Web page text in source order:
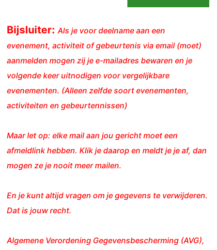
Bijsluiter: Als je voor deelname aan een
evenement, activiteit of gebeurtenis via email (moet)
aanmelden mogen zij je e-mailadres bewaren en je
volgende keer uitnodigen voor vergelijkbare
evenementen. (Alleen zelfde soort evenementen,
activiteiten en gebeurtennissen)
Maar let op: elke mail aan jou gericht moet een
afmeldlink hebben. Klik je daarop en meldt je je af, dan
mogen ze je nooit meer mailen.
En je kunt altijd vragen om je gegevens te verwijderen.
Dat is jouw recht.
Algemene Verordening Gegevensbescherming (AVG),